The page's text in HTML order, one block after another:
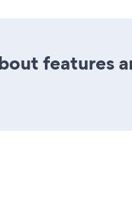
features